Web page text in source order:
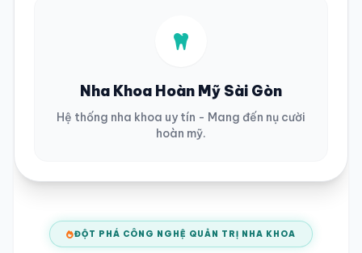
Nha Khoa Hoàn Mỹ Sài Gòn
Hệ thống nha khoa uy tín - Mang đến nụ cười
hoàn mỹ.
ĐỘT PHÁ CÔNG NGHỆ QUẢN TRỊ NHA KHOA